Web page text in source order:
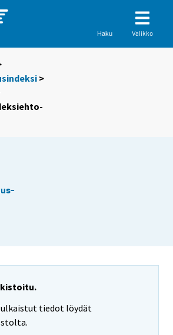
Haku Valikko
>
julkaistut tiedot löydät